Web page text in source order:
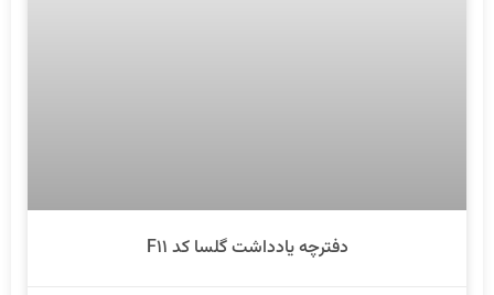
دفترچه یادداشت گلسا کد F۱۱